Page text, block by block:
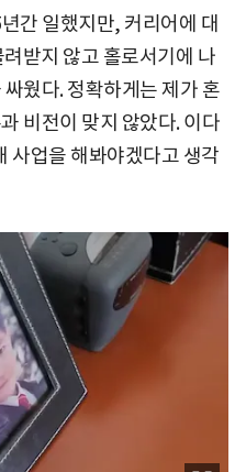
간 일했지만, 커리어에 대
받지 않고 홀로서기에 나
웠다. 정확하게는 제가 혼
비전이 맞지 않았다. 이다
사업을 해봐야겠다고 생각